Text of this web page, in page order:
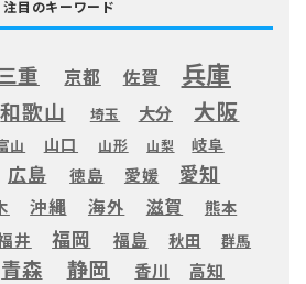
注目のキーワード
重 京都 佐賀 兵庫
和歌山 埼玉 大分 大阪
山 山口 山形 山梨
岐阜
広島 徳島 愛媛 愛知
沖縄 海外 滋賀
熊本
井 福岡 福島 秋田 群馬
青森 静岡 香川 高知